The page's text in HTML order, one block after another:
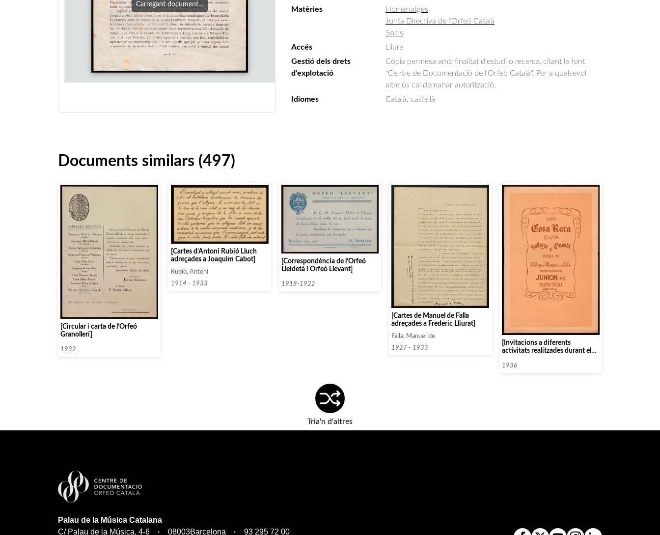
Carregant document…
Matèries
Homenatges
Junta Directiva de l'Orfeó Català
Socis
Accés
Lliure
Gestió dels drets
d'explotació
Còpia permesa amb finalitat d'estudi o recerca, citant la font
"Centre de Documentació de l’Orfeó Català". Per a qualsevol
altre ús cal demanar autorització.
Idiomes
Català; castellà
Documents similars (497)
[Circular i carta de l’Orfeó
Granollerí]
1932
[Cartes d’Antoni Rubió Lluch
adreçades a Joaquim Cabot]
Rubió, Antoni
1914 - 1933
[Correspondència de l’Orfeó
Lleidetà i Orfeó Llevant]
1918-1922
[Cartes de Manuel de Falla
adreçades a Frederic Lliurat]
Falla, Manuel de
1927 - 1933
[Invitacions a diferents
activitats realitzades durant el
Internacional de Musicologia»]
1936
Tria'n d'altres
Palau de la Música Catalana
C/ Palau de la Música, 4-6
08003Barcelona 93 295 72 00